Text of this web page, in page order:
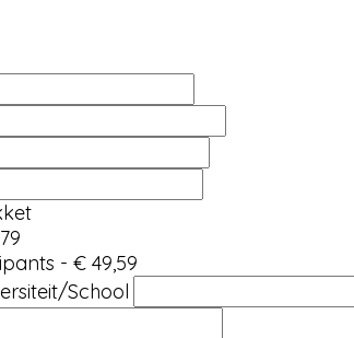
- € 49,59
School